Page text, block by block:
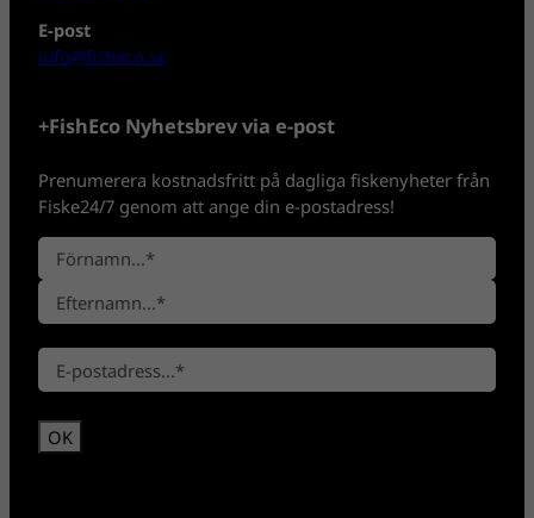
E-post
info@fisheco.se
+FishEco Nyhetsbrev via e-post
Prenumerera kostnadsfritt på dagliga fiskenyheter från
Fiske24/7 genom att ange din e-postadress!
N
a
n
*
F
ö
r
a
m
n
t
e
E
-